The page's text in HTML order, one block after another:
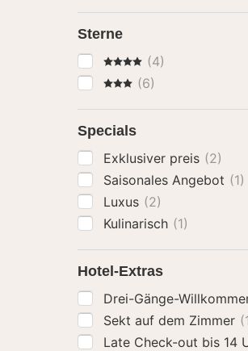
Sterne
4 Sterne(4)
3 Sterne
(6)
Specials
Exklusiver preis (2)
Saisonales Angebot (1)
Luxus (2)
Kulinarisch (1)
Hotel-Extras
Drei-Gänge-
Sekt auf dem Zimmer